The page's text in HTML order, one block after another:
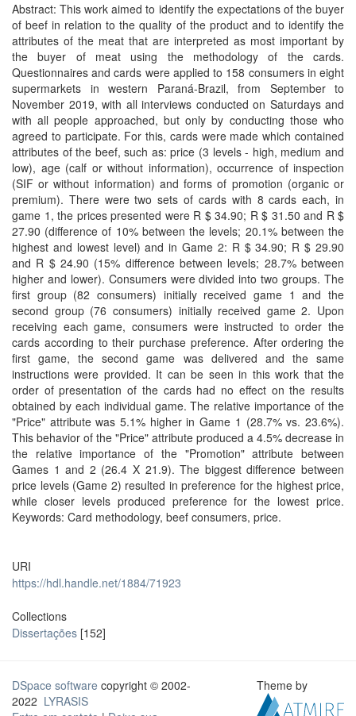
Abstract: This work aimed to identify the expectations of the buyer
of beef in relation to the quality of the product and to identify the
attributes of the meat that are interpreted as most important by
the buyer of meat using the methodology of the cards.
Questionnaires and cards were applied to 158 consumers in eight
supermarkets in western Paraná-Brazil, from September to
November 2019, with all interviews conducted on Saturdays and
with all people approached, but only by conducting those who
agreed to participate. For this, cards were made which contained
attributes of the beef, such as: price (3 levels - high, medium and
low), age (calf or without information), occurrence of inspection
(SIF or without information) and forms of promotion (organic or
premium). There were two sets of cards with 8 cards each, in
game 1, the prices presented were R $ 34.90; R $ 31.50 and R $
27.90 (difference of 10% between the levels; 20.1% between the
highest and lowest level) and in Game 2: R $ 34.90; R $ 29.90
and R $ 24.90 (15% difference between levels; 28.7% between
higher and lower). Consumers were divided into two groups. The
first group (82 consumers) initially received game 1 and the
second group (76 consumers) initially received game 2. Upon
receiving each game, consumers were instructed to order the
cards according to their purchase preference. After ordering the
first game, the second game was delivered and the same
instructions were provided. It can be seen in this work that the
order of presentation of the cards had no effect on the results
obtained by each individual game. The relative importance of the
"Price" attribute was 5.1% higher in Game 1 (28.7% vs. 23.6%).
This behavior of the "Price" attribute produced a 4.5% decrease in
the relative importance of the "Promotion" attribute between
Games 1 and 2 (26.4 X 21.9). The biggest difference between
price levels (Game 2) resulted in preference for the highest price,
while closer levels produced preference for the lowest price.
Keywords: Card methodology, beef consumers, price.
URI
https://hdl.handle.net/1884/71923
Collections
Dissertações [152]
DSpace software copyright © 2002-
2022 LYRASIS
Theme by